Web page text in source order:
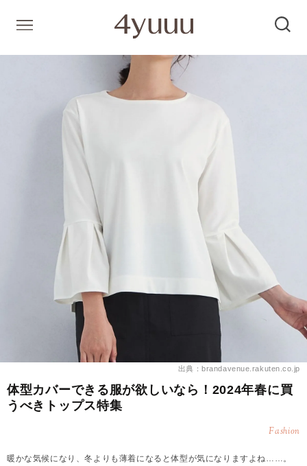
出典：brandavenue.rakuten.co.jp
体型カバーできる服が欲しいなら！2024年春に買
うべきトップス特集
Fashion
暖かな気候になり、冬よりも薄着になると体型が気になりますよね……。